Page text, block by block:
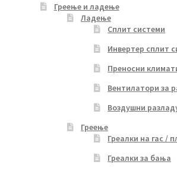
Греење и ладење
Ладење
Сплит системи
Инвертер сплит
Преносни
Вентилатори за
Воздушни
Греење
Греалки на гас /
Греалки за бања